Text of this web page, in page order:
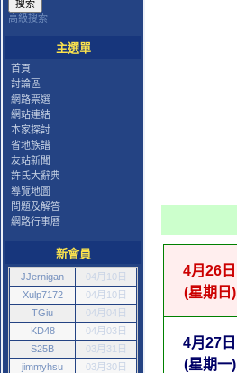
高級搜索
主選單
首頁
討論區
網路票選
網站連結
本家探討
省地族譜
友站新聞
許氏大辭典
導覽地圖
問題及解答
網路行事曆
新會員
JJernigan
04月10日
Xulp7172
04月10日
TGiu
04月04日
KD48
04月03日
S25B
03月31日
jimmyhsu
03月30日
4月26日
(星期日)
4月27日
(星期一)